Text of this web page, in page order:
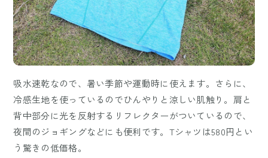
吸水速乾なので、暑い季節や運動時に使えます。さらに、
冷感生地を使っているのでひんやりと涼しい肌触り。肩と
背中部分に光を反射するリフレクターがついているので、
夜間のジョギングなどにも便利です。Tシャツは580円とい
う驚きの低価格。